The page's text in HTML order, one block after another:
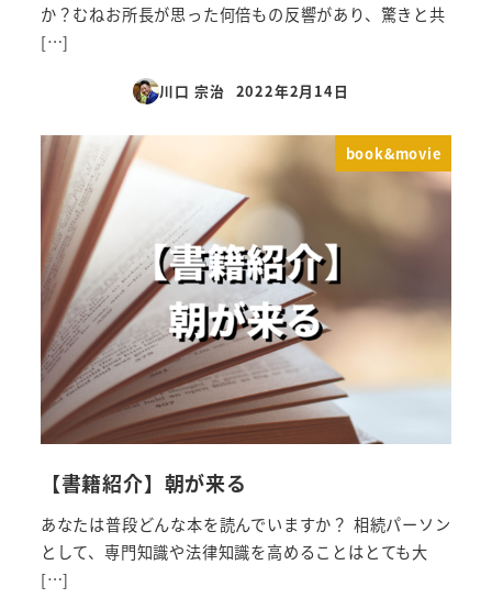
か？むねお所長が思った何倍もの反響があり、驚きと共
[…]
川口 宗治
投稿日
2022年2月14日
book&movie
【書籍紹介】朝が来る
あなたは普段どんな本を読んでいますか？ 相続パーソン
として、専門知識や法律知識を高めることはとても大
[…]